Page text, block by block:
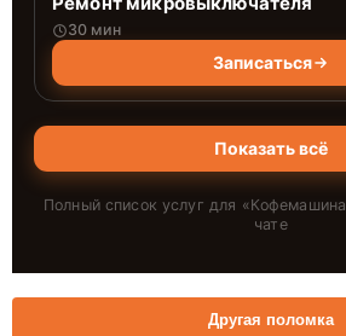
30 мин
Записаться
Показать всё
Полный список услуг для «Кофемашина
чате
Другая поломка